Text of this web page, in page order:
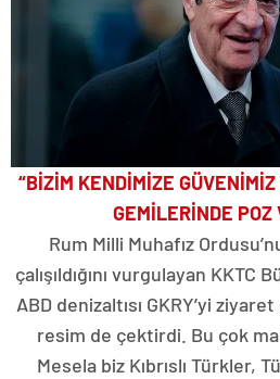
“BİZİM KENDİMİZE
GEMİLERİNDE POZ
Rum Milli Muhafız
çalışıldığını vurgulayan KKTC
ABD denizaltısı GKRY’yi
resim de çektirdi. Bu çok
Mesela biz Kıbrıslı Türkler,